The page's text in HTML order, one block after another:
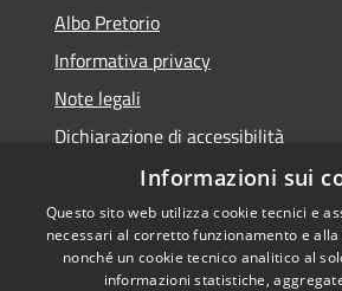
Albo Pretorio
Informativa privacy
Note legali
Dichiarazione di accessibilità
Accessibilità
Informazioni sui
Questo sito web utilizza cookie tecnici e
necessari al corretto funzionamento e
nonché un cookie tecnico analitico al
informazioni statistiche,